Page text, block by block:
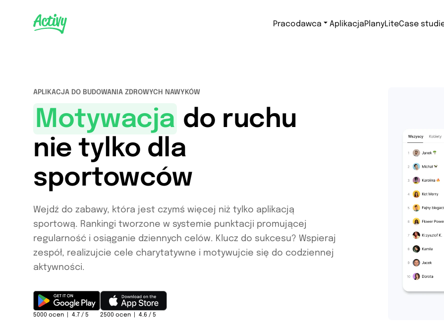
Pracodawca AplikacjaPlanyLiteCase
APLIKACJA DO BUDOWANIA ZDROWYCH NAWYKÓW
Motywacja do ruchu
nie tylko dla
sportowców
Wejdź do zabawy, która jest czymś więcej niż tylko aplikacją
sportową. Rankingi tworzone w systemie punktacji promującej
regularność i osiąganie dziennych celów. Klucz do sukcesu? Wspieraj
zespół, realizujcie cele charytatywne i motywujcie się do codziennej
aktywności.
5000 ocen | 4.7 / 5 2500 ocen | 4.6 / 5